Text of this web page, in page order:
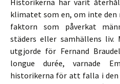
Historikerna har varit
klimatet som en, om inte
faktorn som påverkat
städers eller samhällens
utgjorde för Fernand
longue durée, varnade
historikerna för att falla i den